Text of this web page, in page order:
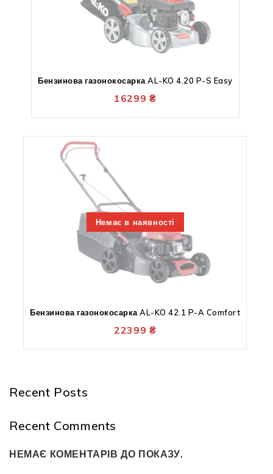
Бензинова газонокосарка AL-KO 4.20 P-S Easy
16299₴
Немає в наявності
Бензинова газонокосарка AL-KO 42.1 P-A Comfort
22399₴
Recent Posts
Recent Comments
НЕМАЄ КОМЕНТАРІВ ДО ПОКАЗУ.